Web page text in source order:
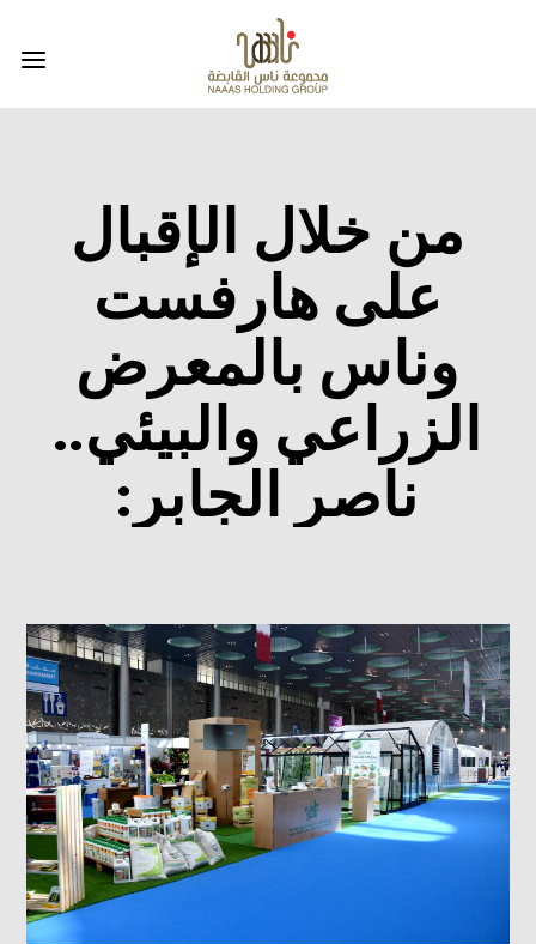
من خلال الإقبال
على هارفست
وناس بالمعرض
الزراعي والبيئي..
ناصر الجابر: